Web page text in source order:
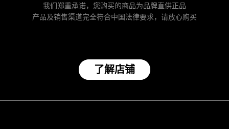
我们郑重承诺，您购买的商品为品牌直供正品
产品及销售渠道完全符合中国法律要求，请放心购买
了解店铺